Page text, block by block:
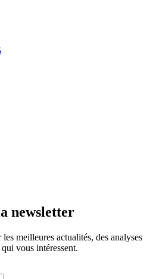
newsletter
meilleures actualités, des analyses
vous intéressent.